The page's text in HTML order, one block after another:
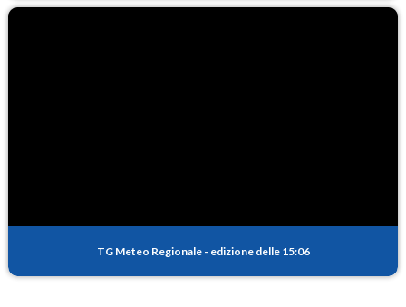
TG Meteo Regionale - edizione delle 15:06